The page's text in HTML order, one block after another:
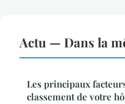
Actu — Dans la
Les principaux
classement de votre